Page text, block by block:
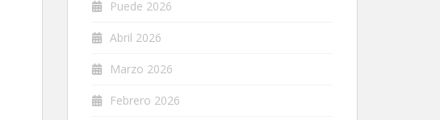
Puede 2026
Abril 2026
Marzo 2026
Febrero 2026